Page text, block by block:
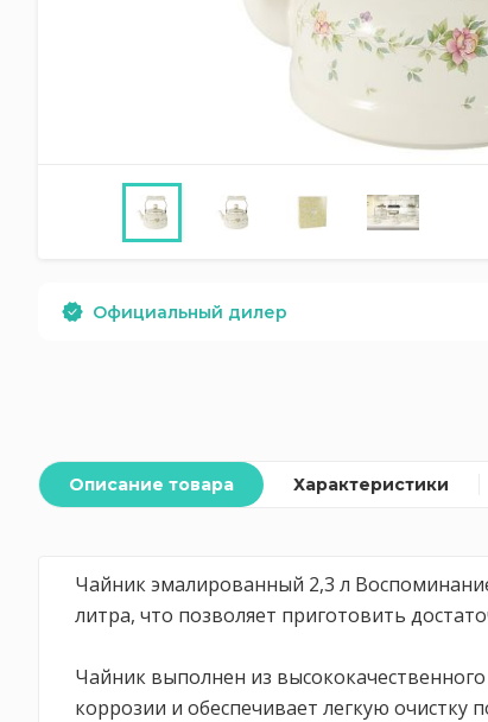
Официальный дилер
Описание товара Характеристики
Чайник эмалированный 2,3 л
литра, что позволяет приготовить
Чайник выполнен из
коррозии и обеспечивает легкую очистку